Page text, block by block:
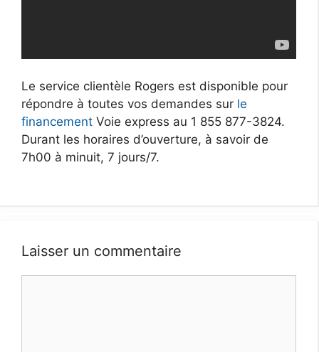
Le service clientèle Rogers est disponible pour
répondre à toutes vos demandes sur le
financement Voie express au 1 855 877-3824.
Durant les horaires d’ouverture, à savoir de
7h00 à minuit, 7 jours/7.
Laisser un commentaire